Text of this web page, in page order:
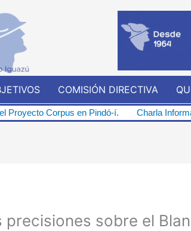
COMISIÓN DIRECTIVA
en Pindó-í. Charla Informativa Abierta:
precisiones sobre el